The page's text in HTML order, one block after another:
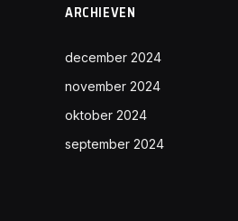
ARCHIEVEN
december 2024
november 2024
oktober 2024
september 2024